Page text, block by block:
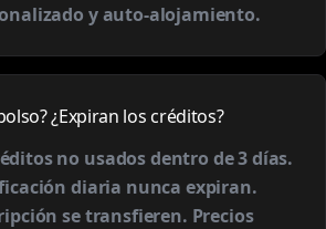
y auto-alojamiento.
¿Expiran los créditos?
no usados dentro de 3 días.
diaria nunca expiran.
se transfieren. Precios